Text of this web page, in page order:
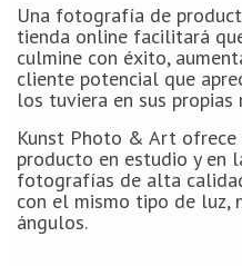
Una fotografía de
tienda online facilitará
culmine con éxito,
cliente potencial que
los tuviera en sus propias
Kunst Photo & Art
producto en estudio y en
fotografías de alta
con el mismo tipo de
ángulos.